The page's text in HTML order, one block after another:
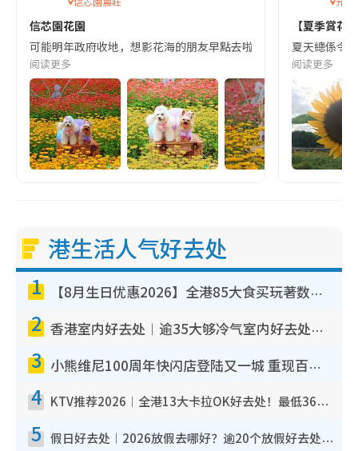
信芯園花園
可能明年政府收地，想影花海的朋友早點去啦！
阅读更多
【夏季賞花
夏天總係令
阅读更多
港生活人气好去处
1 【8月生日优惠2026】全港85大食买玩著数攻略 自助餐/火锅放题同行免费＋诚品/DONKI送现金券
2 香港室内好去处︱逾35大够冷气室内好去处推荐 室内活动免费避雨无惧下雨
3 小熊维尼100周年快闪店登陆又一城 重现百亩森林经典场景／独家限定盲盒登场／专属DIY香水
4 KTV推荐2026︱全港13大卡拉OK好去处！最低36元起 日语歌都有！(附地址+收费详情)
5 假日好去处︱2026放假去哪好？逾20个放假好去处郊外/秘境 休闲半日或一日游